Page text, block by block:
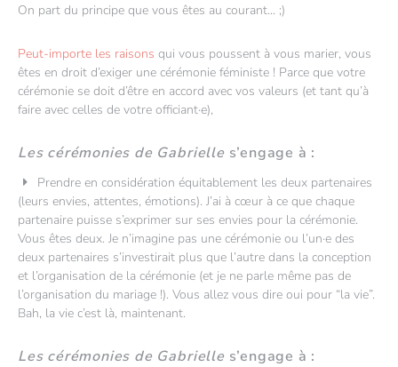
On part du principe que vous êtes au courant... ;)
Peut-importe les raisons qui vous poussent à vous marier, vous
êtes en droit d’exiger une cérémonie féministe ! Parce que votre
cérémonie se doit d’être en accord avec vos valeurs (et tant qu’à
faire avec celles de votre officiant·e),
Les cérémonies de Gabrielle s’engage à :
Prendre en considération équitablement les deux partenaires
(leurs envies, attentes, émotions). J’ai à cœur à ce que chaque
partenaire puisse s’exprimer sur ses envies pour la cérémonie.
Vous êtes deux. Je n’imagine pas une cérémonie ou l’un·e des
deux partenaires s’investirait plus que l’autre dans la conception
et l’organisation de la cérémonie (et je ne parle même pas de
l’organisation du mariage !). Vous allez vous dire oui pour “la vie”.
Bah, la vie c’est là, maintenant.
Les cérémonies de Gabrielle s’engage à :